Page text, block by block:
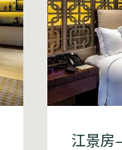
江景